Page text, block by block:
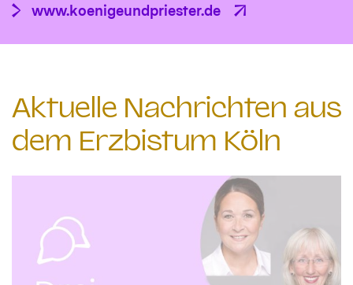
www.koenigeundpriester.de
Aktuelle Nachrichten aus
dem Erzbistum Köln